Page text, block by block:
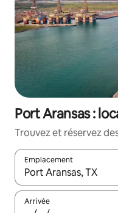
Port Aransas :
Trouvez et réservez
Emplacement
Quand les résultats
Arrivée